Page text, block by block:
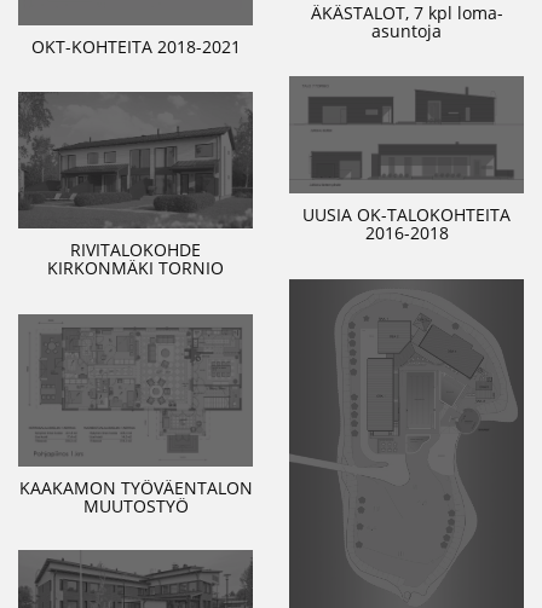
ÄKÄSTALOT, 7 kpl loma-
asuntoja
OKT-KOHTEITA 2018-2021
UUSIA OK-TALOKOHTEITA
2016-2018
RIVITALOKOHDE
KIRKONMÄKI TORNIO
KAAKAMON TYÖVÄENTALON
MUUTOSTYÖ